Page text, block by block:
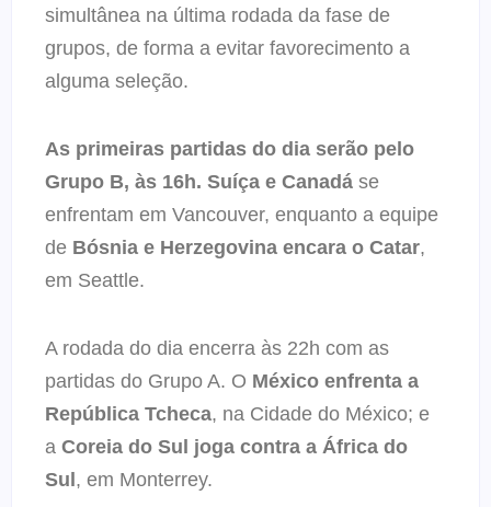
simultânea na última rodada da fase de
grupos, de forma a evitar favorecimento a
alguma seleção.
As primeiras partidas do dia serão pelo
Grupo B, às 16h. Suíça e Canadá se
enfrentam em Vancouver, enquanto a equipe
de Bósnia e Herzegovina encara o Catar,
em Seattle.
A rodada do dia encerra às 22h com as
partidas do Grupo A. O México enfrenta a
República Tcheca, na Cidade do México; e
a Coreia do Sul joga contra a África do
Sul , em Monterrey.